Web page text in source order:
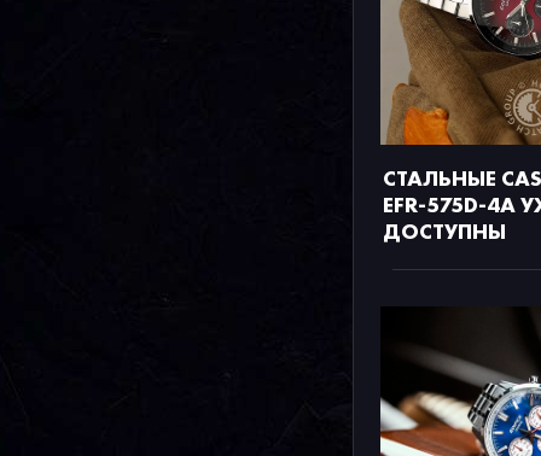
СТАЛЬНЫЕ
EFR-575D-4A
ДОСТУПНЫ